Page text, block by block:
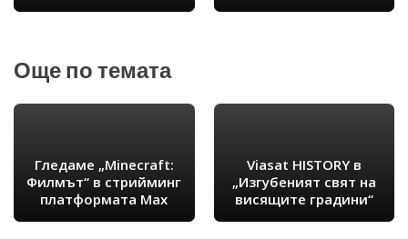
Още по темата
Гледаме „Minecraft:
Филмът“ в стрийминг
платформата Max
Viasat HISTORY в
„Изгубеният свят на
висящите градини“